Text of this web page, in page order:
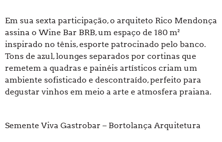
Em sua sexta participação, o arquiteto Rico Mendonça
assina o Wine Bar BRB, um espaço de 180 m²
inspirado no tênis, esporte patrocinado pelo banco.
Tons de azul, lounges separados por cortinas que
remetem a quadras e painéis artísticos criam um
ambiente sofisticado e descontraído, perfeito para
degustar vinhos em meio a arte e atmosfera praiana.
Semente Viva Gastrobar – Bortolança Arquitetura